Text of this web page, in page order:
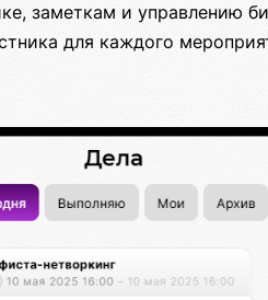
заметкам и управлению
для каждого